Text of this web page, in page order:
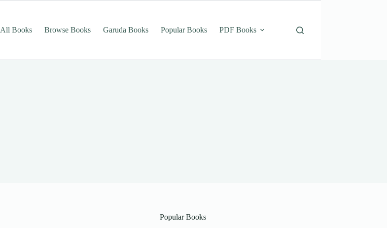
All Books Browse Books Garuda Books Popular Books PDF Books
Popular Books